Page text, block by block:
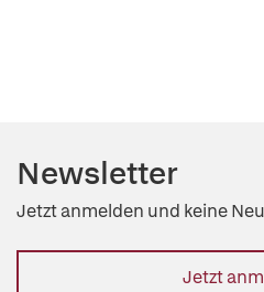
Newsletter
Jetzt anmelden und keine
Jetzt